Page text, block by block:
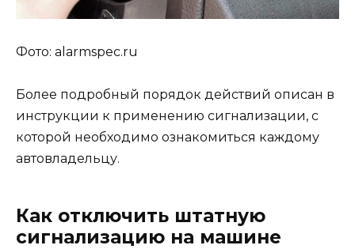
Фото: alarmspec.ru
Более подробный порядок действий описан в
инструкции к применению сигнализации, с
которой необходимо ознакомиться каждому
автовладельцу.
Как отключить штатную
сигнализацию на машине